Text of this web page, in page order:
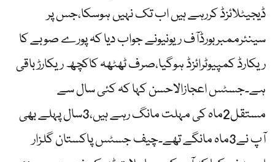
ڈیجیٹلائزڈ کررہے ہیں اب تک نہیں ہوسکا،جس پر
سینئرممبربورڈآف ریونیونے جواب دیا کہ پورے صوبے کا
ریکارڈ کمپیوٹرائزڈ ہوگیا،صرف ٹھٹھہ کاکچھ ریکارڑ باقی
ہے۔جسٹس اعجازالاحسن کہا کہ کئی سال سے
مستقل2ماہ کی مہلت مانگ رہے ہیں،3سال پہلے بھی
آپ نے3ماہ مانگے تھے۔چیف جسٹس پاکستان گلزار